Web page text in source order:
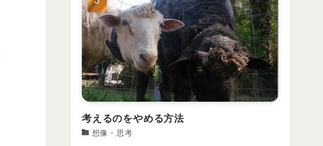
考えるのをやめる方法
想像・思考